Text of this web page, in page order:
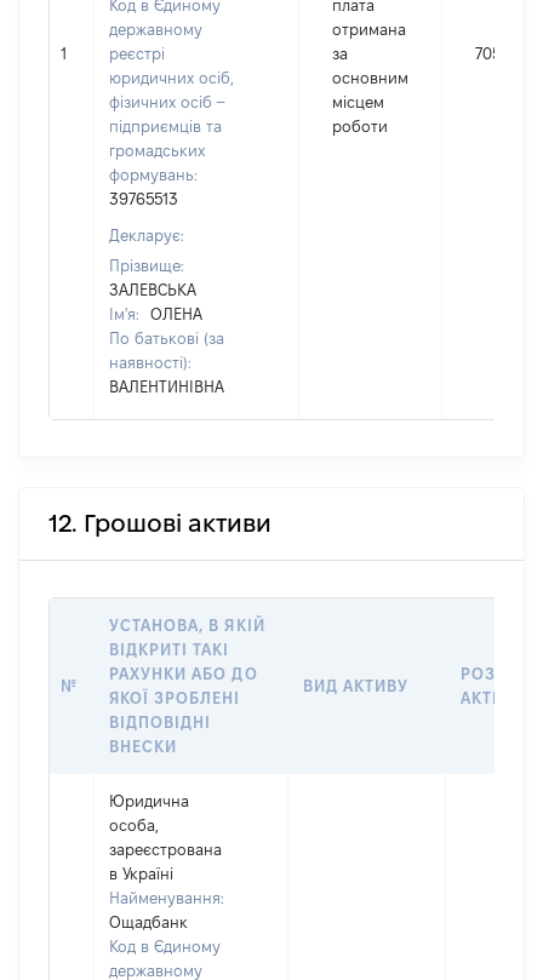
1
Код в Єдиному
державному
реєстрі
юридичних осіб,
фізичних осіб –
підприємців та
громадських
формувань:
39765513
Декларує:
Прізвище:
ЗАЛЕВСЬКА
Ім'я:
ОЛЕНА
По батькові (за
наявності):
ВАЛЕНТИНІВНА
плата
отримана
за
основним
місцем
роботи
70514
12. Грошові активи
№
УСТАНОВА, В ЯКІЙ
ВІДКРИТІ ТАКІ
РАХУНКИ АБО ДО
ЯКОЇ ЗРОБЛЕНІ
ВІДПОВІДНІ
ВНЕСКИ
ВИД АКТИВУ
РОЗМІР
АКТИВУ
Юридична
особа,
зареєстрована
в Україні
Найменування:
Ощадбанк
Код в Єдиному
державному